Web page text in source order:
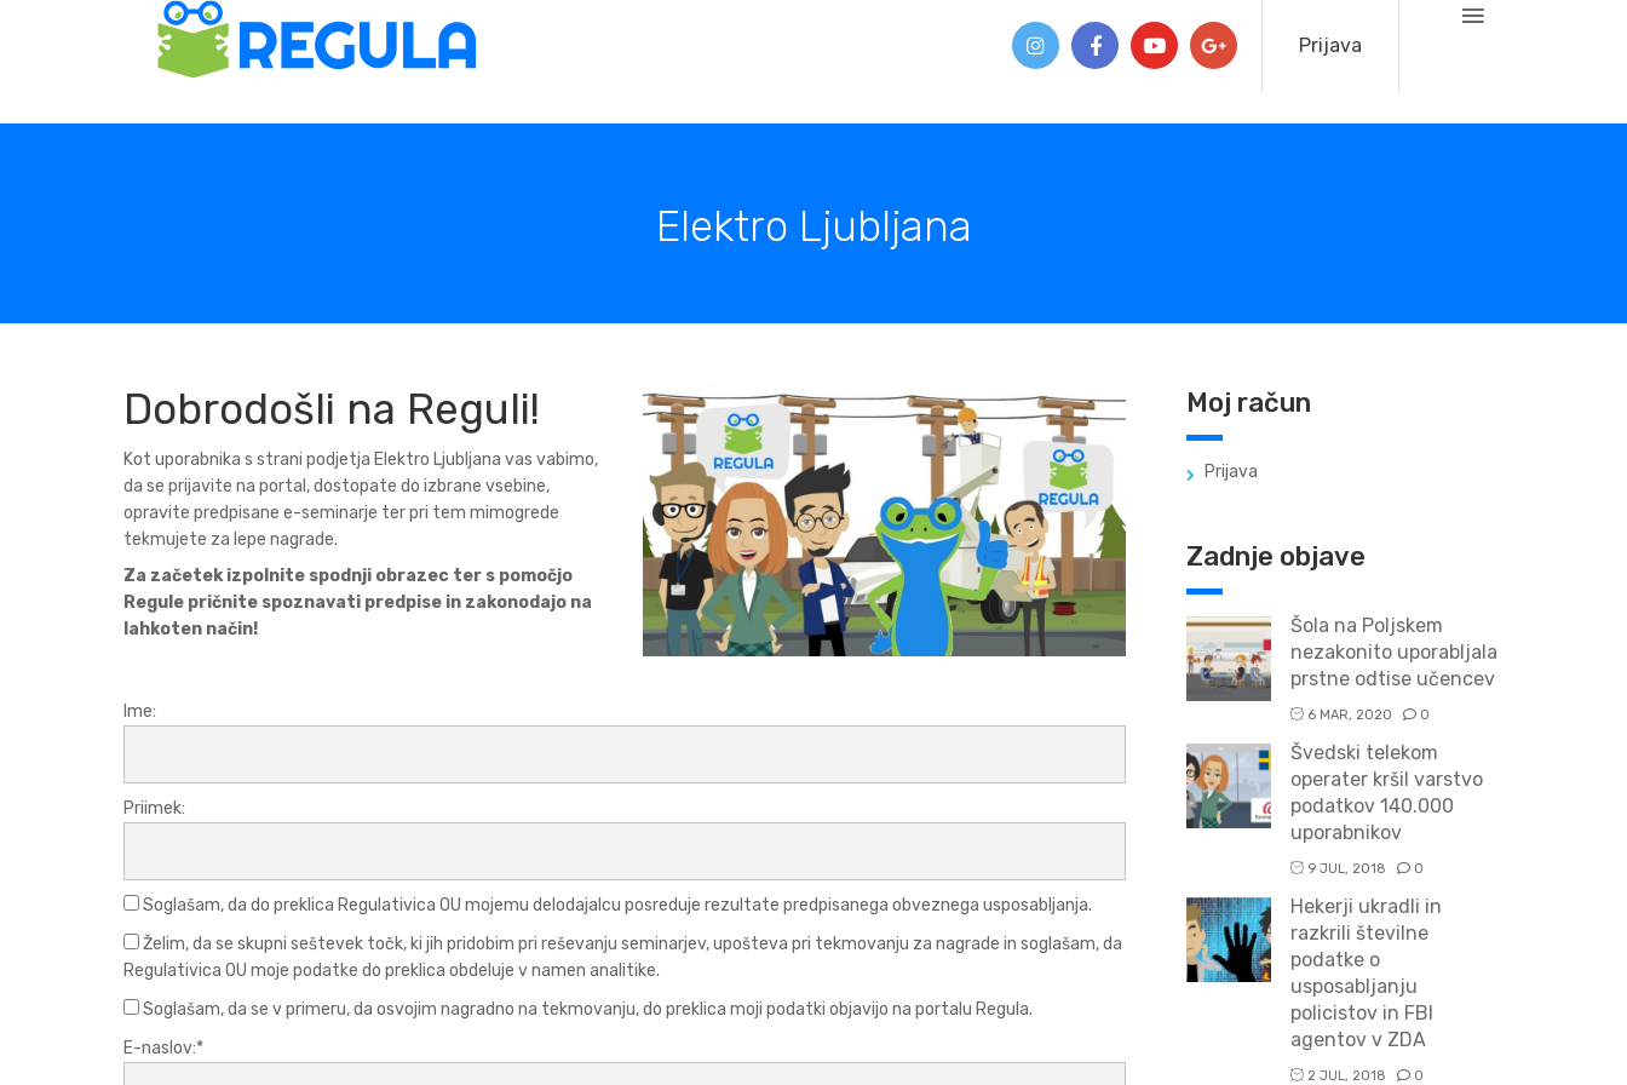
Prijava
Elektro Ljubljana
Dobrodošli na Reguli!
Kot uporabnika s strani podjetja Elektro Ljubljana vas vabimo,
da se prijavite na portal, dostopate do izbrane vsebine,
opravite predpisane e-seminarje ter pri tem mimogrede
tekmujete za lepe nagrade.
Za začetek izpolnite spodnji obrazec ter s pomočjo
Regule pričnite spoznavati predpise in zakonodajo na
lahkoten način!
Ime:
Priimek:
Soglašam, da do preklica Regulativica OU mojemu delodajalcu posreduje rezultate predpisanega obveznega usposabljanja.
Želim, da se skupni seštevek točk, ki jih pridobim pri reševanju seminarjev, upošteva pri tekmovanju za nagrade in soglašam, da
Regulativica OU moje podatke do preklica obdeluje v namen analitike.
Soglašam, da se v primeru, da osvojim nagradno na tekmovanju, do preklica moji podatki objavijo na portalu Regula.
E-naslov:*
Moj račun
Prijava
Zadnje objave
Šola na Poljskem
nezakonito uporabljala
prstne odtise učencev
6 MAR, 2020 0
Švedski telekom
operater kršil varstvo
podatkov 140.000
uporabnikov
9 JUL, 2018 0
Hekerji ukradli in
razkrili številne
podatke o
usposabljanju
policistov in FBI
agentov v ZDA
2 JUL, 2018 0